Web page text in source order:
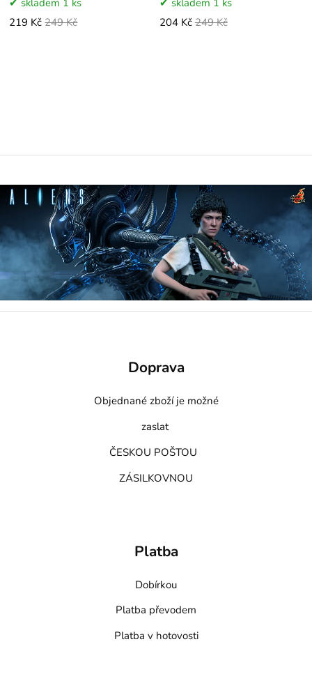
skladem 1 ks
219 Kč 249 Kč
skladem 1 ks
204 Kč 249 Kč
Doprava
Objednané zboží je možné
zaslat
ČESKOU POŠTOU
ZÁSILKOVNOU
Platba
Dobírkou
Platba převodem
Platba v hotovosti